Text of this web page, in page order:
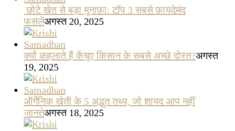
छोटे खेत से बड़ा मुनाफ़ा: टॉप 3 सबसे फ़ायदेमंद
फसलेंअगस्त 20, 2025
क्यों कहलाते हैं केंचुए किसान के सबसे अच्छे दोस्त?अगस्त
19, 2025
ऑर्गेनिक खेती के 5 अद्भुत तथ्य, जो शायद आप नहीं
जानतेअगस्त 18, 2025